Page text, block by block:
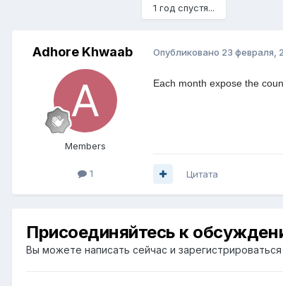
1 год спустя...
Adhore Khwaab
Members
1
Опубликовано 23 февраля,
Each month expose the
Цитата
Присоединяйтесь к
Вы можете написать сейчас и зарегистрироваться